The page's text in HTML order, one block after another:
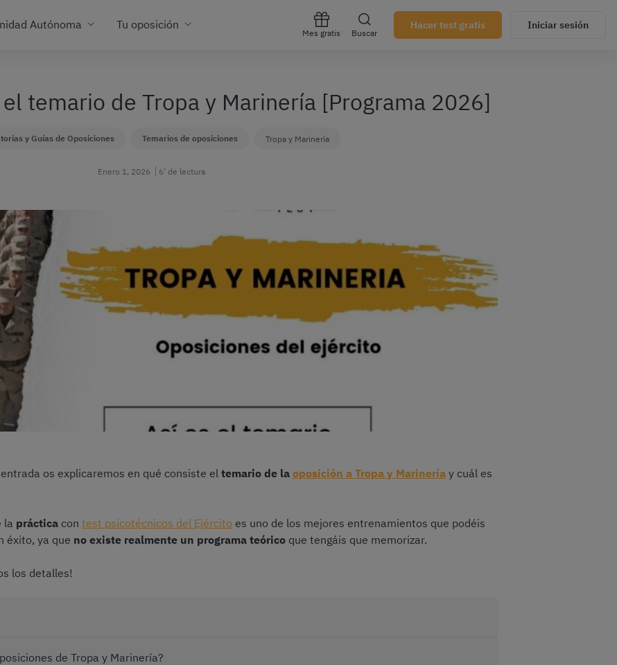
Autónoma Tu oposición
Mes gratis Buscar
Hacer test gratis Iniciar sesión
temario de Tropa y Marinería [Programa 2026]
y Guías de Oposiciones Temarios de oposiciones Tropa y Marinería
Enero 1, 2026 6’ de lectura
os explicaremos en qué consiste eltemario de la oposición a Tropa y Marinería y cuál es
la práctica con test psicotécnicos del Ejército es uno de los mejores entrenamientos que podéis
éxito, ya que no existe realmente un programa teórico que tengáis que memorizar.
los detalles!
de Tropa y Marinería?